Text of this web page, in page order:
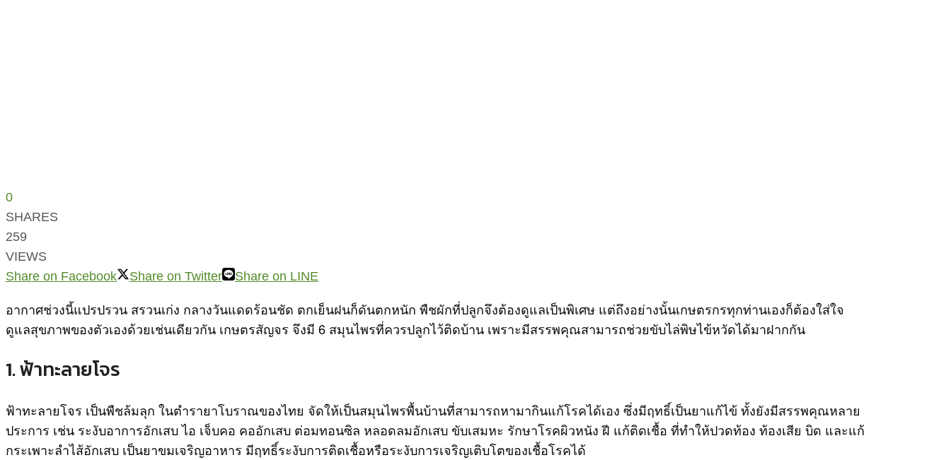
0
SHARES
259
VIEWS
Share on Facebook
Share on Twitter Share on LINE
อากาศช่วงนี้แปรปรวน สรวนเก่ง กลางวันแดดร้อนชัด ตกเย็นฝนก็ดันตกหนัก พืชผักที่ปลูกจึงต้องดูแลเป็นพิเศษ แต่ถึงอย่างนั้นเกษตรกรทุกท่านเองก็ต้องใส่ใจ
ดูแลสุขภาพของตัวเองด้วยเช่นเดียวกัน เกษตรสัญจร จึงมี 6 สมุนไพรที่ควรปลูกไว้ติดบ้าน เพราะมีสรรพคุณสามารถช่วยขับไล่พิษไข้หวัดได้มาฝากกัน
1. ฟ้าทะลายโจร
ฟ้าทะลายโจร เป็นพืชล้มลุก ในตำรายาโบราณของไทย จัดให้เป็นสมุนไพรพื้นบ้านที่สามารถหามากินแก้โรคได้เอง ซึ่งมีฤทธิ์เป็นยาแก้ไข้ ทั้งยังมีสรรพคุณหลาย
ประการ เช่น ระงับอาการอักเสบ ไอ เจ็บคอ คออักเสบ ต่อมทอนซิล หลอดลมอักเสบ ขับเสมหะ รักษาโรคผิวหนัง ฝี แก้ติดเชื้อ ที่ทำให้ปวดท้อง ท้องเสีย บิด และแก้
กระเพาะลำไส้อักเสบ เป็นยาขมเจริญอาหาร มีฤทธิ์ระงับการติดเชื้อหรือระงับการเจริญเติบโตของเชื้อโรคได้